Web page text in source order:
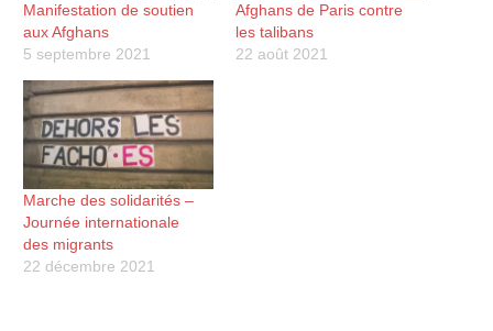
Manifestation de soutien
aux Afghans
5 septembre 2021
Afghans de Paris contre
les talibans
22 août 2021
Marche des solidarités –
Journée internationale
des migrants
22 décembre 2021